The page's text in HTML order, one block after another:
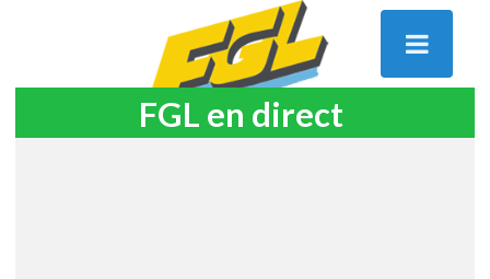
FGL en direct